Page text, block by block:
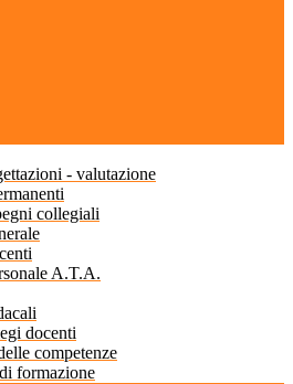
- valutazione
collegiali
A.T.A.
docenti
competenze
formazione